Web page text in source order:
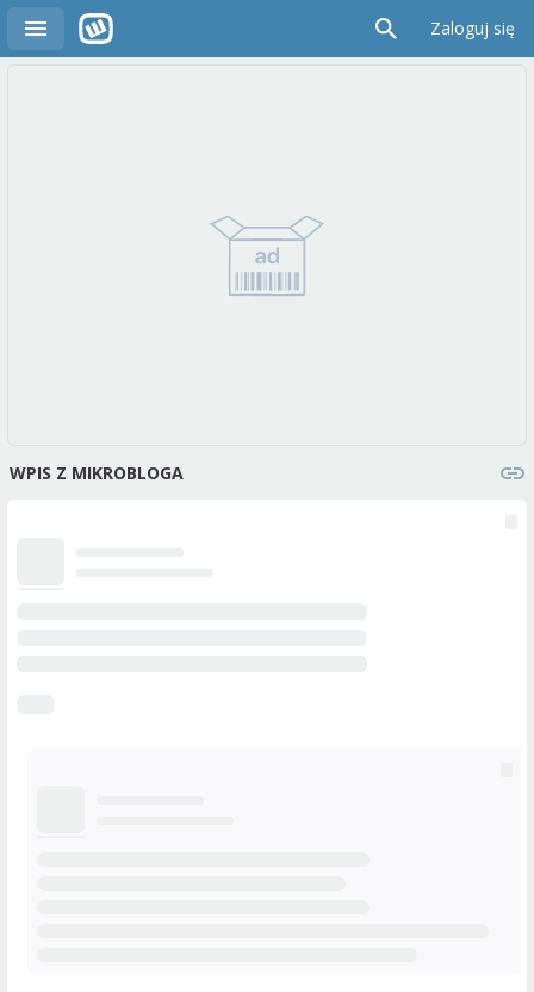
Zaloguj się
WPIS Z MIKROBLOGA